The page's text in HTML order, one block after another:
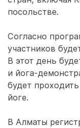
посольстве.
Согласно
участников
В этот день
и йога-
будет
йоге.
В Алматы